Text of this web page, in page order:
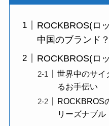
ROCKBROS(ロ
中国のブランド？
ROCKBROS(ロ
世界中のサイ
るお手伝い
ROCKBROS
リーズナブル